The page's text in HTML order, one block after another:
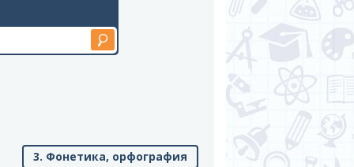
3. Фонетика, орфография